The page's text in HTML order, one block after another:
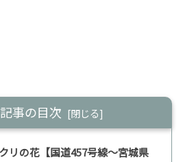
事の目次
リの花【国道457号線～宮城県